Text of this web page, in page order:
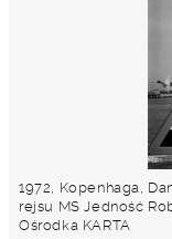
1972, Kopenhaga,
rejsu MS Jedność
Ośrodka KARTA